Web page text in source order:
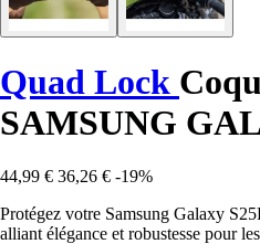
Quad Lock
SAMSUNG
44,99 € 36,26 € -19%
Protégez votre Samsung Galaxy
alliant élégance et robustesse pour